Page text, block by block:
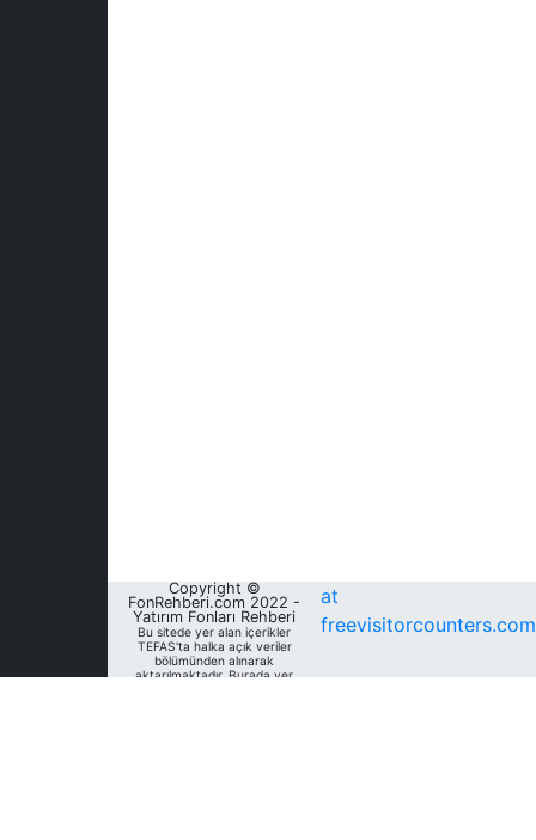
Copyright ©
FonRehberi.com 2022 -
Yatırım Fonları Rehberi
Bu sitede yer alan içerikler
TEFAS'ta halka açık veriler
bölümünden alınarak
aktarılmaktadır. Burada yer
at
freevisitorcounters.com